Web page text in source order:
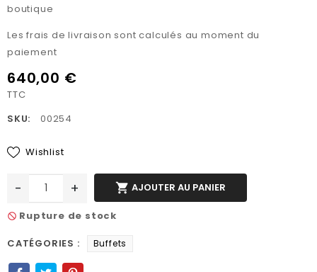
boutique
Les frais de livraison sont calculés au moment du
paiement
640,00 €
TTC
SKU:
00254
Wishlist
- +  AJOUTER AU PANIER
not_interested Rupture de stock
CATÉGORIES : Buffets